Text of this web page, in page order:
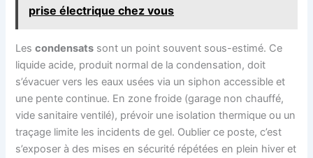
prise électrique chez vous
Lescondensats sont un point souvent sous-estimé. Ce
liquide acide, produit normal de la condensation, doit
s’évacuer vers les eaux usées via un siphon accessible et
une pente continue. En zone froide (garage non chauffé,
vide sanitaire ventilé), prévoir une isolation thermique ou un
traçage limite les incidents de gel. Oublier ce poste, c’est
s’exposer à des mises en sécurité répétées en plein hiver et